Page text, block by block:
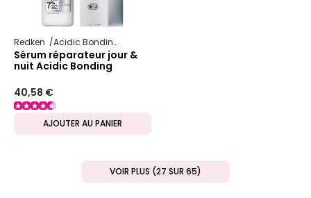
Redken Acidic Bonding Concentrate
Sérum réparateur jour &
nuit Acidic Bonding
40,58 €
AJOUTER AU PANIER
VOIR PLUS (27 SUR 65)